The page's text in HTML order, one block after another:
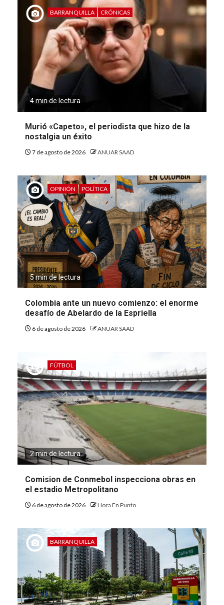
BARRANQUILLA CRÓNICAS
4 min de lectura
Murió «Capeto», el periodista que hizo de la
nostalgia un éxito
7 de agosto de 2026 ANUAR SAAD
OPINIÓN POLÍTICA
5 min de lectura
Colombia ante un nuevo comienzo: el enorme
desafío de Abelardo de la Espriella
6 de agosto de 2026 ANUAR SAAD
FÚTBOL
2 min de lectura
Comision de Conmebol inspecciona obras en
el estadio Metropolitano
6 de agosto de 2026 Hora En Punto
BARRANQUILLA